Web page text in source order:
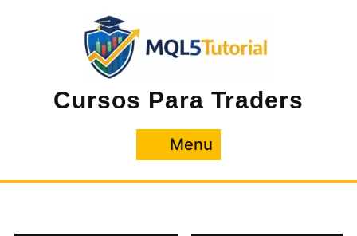
Cursos Para Traders
Menu